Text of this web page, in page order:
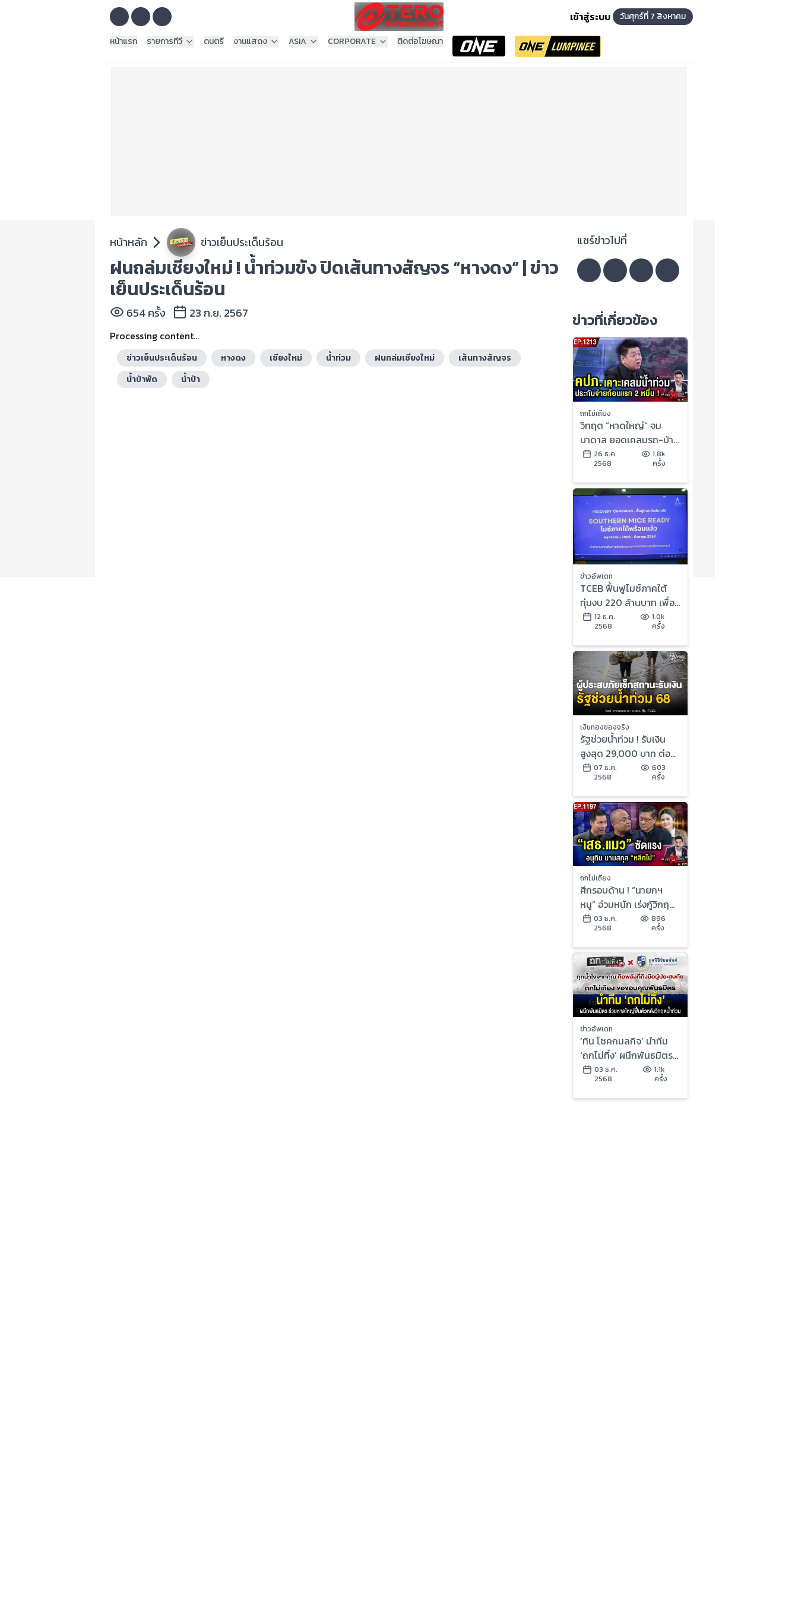
เข้าสู่ระบบ
วันศุกร์ที่ 7 สิงหาคม
หน้าแรก
รายการทีวี ดนตรี งานแสดง ASIA CORPORATE ติดต่อโฆษณา
หน้าหลัก ข่าวเย็นประเด็นร้อน
ฝนถล่มเชียงใหม่ ! น้ำท่วมขัง ปิดเส้นทางสัญจร “หางดง” | ข่าว
เย็นประเด็นร้อน
654 ครั้ง 23 ก.ย. 2567
Processing content...
ข่าวเย็นประเด็นร้อน หางดง เชียงใหม่ น้ำท่วม ฝนถล่มเชียงใหม่
เส้นทางสัญจร
น้ำป่าพัด
น้ำป่า
แชร์ข่าวไปที่
ข่าวที่เกี่ยวข้อง
ถกไม่เถียง
วิกฤต “หาดใหญ่” จม
บาดาล ยอดเคลมรถ-บ้าน
พุ่งเกือบหมื่นล้านบาท !
26 ธ.ค.
2568
1.8k
ครั้ง
ข่าวอัพเดท
TCEB ฟื้นฟูไมซ์ภาคใต้
ทุ่มงบ 220 ล้านบาท เพื่อ
รักษาเสถียรภาพทาง
เศรษฐกิจ 6.5 พันล้าน
12 ธ.ค.
2568
1.0k
ครั้ง
เงินทองของจริง
รัฐช่วยน้ำท่วม ! รับเงิน
สูงสุด 29,000 บาท ต่อ
ครัวเรือน ตรวจสอบสิทธิ
ได้แล้ว | เงินทองของจริง
07 ธ.ค.
2568
603
ครั้ง
ถกไม่เถียง
ศึกรอบด้าน ! “นายกฯ
หนู” อ่วมหนัก เร่งกู้วิกฤต
ใหญ่ “น้ำท่วม-ชายแดน”
03 ธ.ค.
2568
896
ครั้ง
ข่าวอัพเดท
‘ทิน โชคกมลกิจ’ นำทีม
‘ถกไม่ทิ้ง’ ผนึกพันธมิตร
ช่วยหาดใหญ่ฟื้นตัวหลัง
วิกฤตน้ำท่วม
03 ธ.ค.
2568
1.1k
ครั้ง